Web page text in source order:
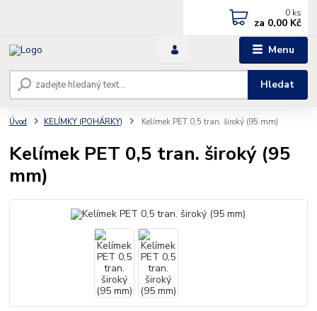
Menu
Hledat
0 ks
za 0,00 Kč
Úvod KELÍMKY (POHÁRKY) Kelímek PET 0,5 tran. široký (95 mm)
Kelímek PET 0,5 tran. široký (95
mm)